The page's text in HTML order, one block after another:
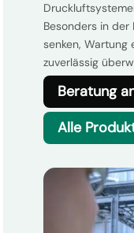
Besonders in der
senken, Wartung
zuverlässig
Beratung
Alle